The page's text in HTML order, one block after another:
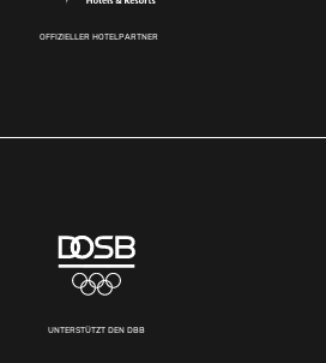
OFFIZIELLER HOTELPARTNER
UNTERSTÜTZT DEN DBB